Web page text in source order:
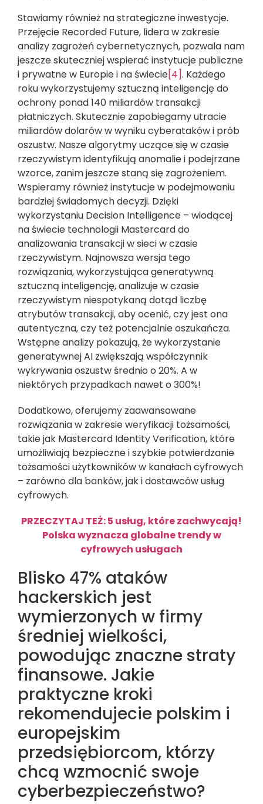
Stawiamy również na strategiczne inwestycje.
Przejęcie Recorded Future, lidera w zakresie
analizy zagrożeń cybernetycznych, pozwala nam
jeszcze skuteczniej wspierać instytucje publiczne
i prywatne w Europie i na świecie[4]. Każdego
roku wykorzystujemy sztuczną inteligencję do
ochrony ponad 140 miliardów transakcji
płatniczych. Skutecznie zapobiegamy utracie
miliardów dolarów w wyniku cyberataków i prób
oszustw. Nasze algorytmy uczące się w czasie
rzeczywistym identyfikują anomalie i podejrzane
wzorce, zanim jeszcze staną się zagrożeniem.
Wspieramy również instytucje w podejmowaniu
bardziej świadomych decyzji. Dzięki
wykorzystaniu Decision Intelligence – wiodącej
na świecie technologii Mastercard do
analizowania transakcji w sieci w czasie
rzeczywistym. Najnowsza wersja tego
rozwiązania, wykorzystująca generatywną
sztuczną inteligencję, analizuje w czasie
rzeczywistym niespotykaną dotąd liczbę
atrybutów transakcji, aby ocenić, czy jest ona
autentyczna, czy też potencjalnie oszukańcza.
Wstępne analizy pokazują, że wykorzystanie
generatywnej AI zwiększają współczynnik
wykrywania oszustw średnio o 20%. A w
niektórych przypadkach nawet o 300%!
Dodatkowo, oferujemy zaawansowane
rozwiązania w zakresie weryfikacji tożsamości,
takie jak Mastercard Identity Verification, które
umożliwiają bezpieczne i szybkie potwierdzanie
tożsamości użytkowników w kanałach cyfrowych
– zarówno dla banków, jak i dostawców usług
cyfrowych.
PRZECZYTAJ TEŻ: 5 usług, które zachwycają!
Polska wyznacza globalne trendy w
cyfrowych usługach
Blisko 47% ataków
hackerskich jest
wymierzonych w firmy
średniej wielkości,
powodując znaczne straty
finansowe. Jakie
praktyczne kroki
rekomendujecie polskim i
europejskim
przedsiębiorcom, którzy
chcą wzmocnić swoje
cyberbezpieczeństwo?